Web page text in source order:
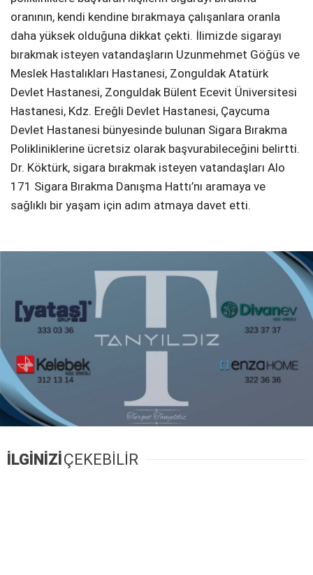
oranının, kendi kendine bırakmaya çalışanlara oranla
daha yüksek olduğuna dikkat çekti. İlimizde sigarayı
bırakmak isteyen vatandaşların Uzunmehmet Göğüs ve
Meslek Hastalıkları Hastanesi, Zonguldak Atatürk
Devlet Hastanesi, Zonguldak Bülent Ecevit Üniversitesi
Hastanesi, Kdz. Ereğli Devlet Hastanesi, Çaycuma
Devlet Hastanesi bünyesinde bulunan Sigara Bırakma
Polikliniklerine ücretsiz olarak başvurabileceğini belirtti.
Dr. Köktürk, sigara bırakmak isteyen vatandaşları Alo
171 Sigara Bırakma Danışma Hattı’nı aramaya ve
sağlıklı bir yaşam için adım atmaya davet etti.
İLGİNİZİÇEKEBİLİR